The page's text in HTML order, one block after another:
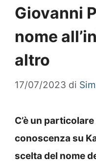
Giovanni
nome
altro
17/07/2023 di
C’è un
conoscenza su
scelta del nome